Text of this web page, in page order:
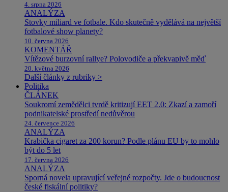
4. srpna 2026
ANALÝZA
Stovky miliard ve fotbale. Kdo skutečně vydělává na největší
fotbalové show planety?
10. června 2026
KOMENTÁŘ
Vítězové burzovní rallye? Polovodiče a překvapivě měď
20. května 2026
Další články z rubriky >
Politika
ČLÁNEK
Soukromí zemědělci tvrdě kritizují EET 2.0: Zkazí a zamoří
podnikatelské prostředí nedůvěrou
24. července 2026
ANALÝZA
Krabička cigaret za 200 korun? Podle plánu EU by to mohlo
být do 5 let
17. června 2026
ANALÝZA
Sporná novela upravující veřejné rozpočty. Jde o budoucnost
české fiskální politiky?